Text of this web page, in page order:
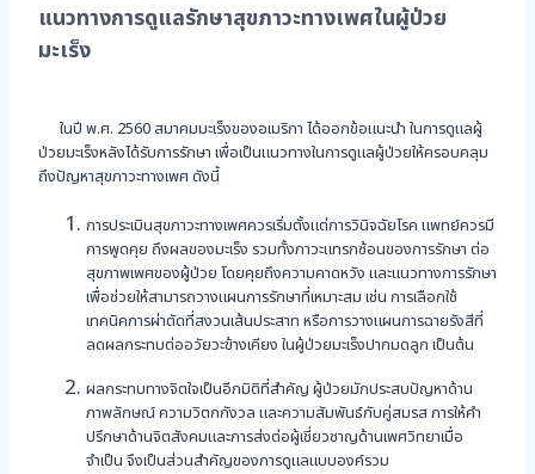
แนวทางการดูแลรักษาสุขภาวะทางเพศในผู้ป่วย
มะเร็ง
ในปี พ.ศ. 2560 สมาคมมะเร็งของอเมริกา ได้ออกข้อแนะนำ ในการดูแลผู้
ป่วยมะเร็งหลังได้รับการรักษา เพื่อเป็นแนวทางในการดูแลผู้ป่วยให้ครอบคลุม
ถึงปัญหาสุขภาวะทางเพศ ดังนี้
การประเมินสุขภาวะทางเพศควรเริ่มตั้งแต่การวินิจฉัยโรค แพทย์ควรมี
การพูดคุย ถึงผลของมะเร็ง รวมทั้งภาวะแทรกซ้อนของการรักษา ต่อ
สุขภาพเพศของผู้ป่วย โดยคุยถึงความคาดหวัง และแนวทางการรักษา
เพื่อช่วยให้สามารถวางแผนการรักษาที่เหมาะสม เช่น การเลือกใช้
เทคนิคการผ่าตัดที่สงวนเส้นประสาท หรือการวางแผนการฉายรังสีที่
ลดผลกระทบต่ออวัยวะข้างเคียง ในผู้ป่วยมะเร็งปากมดลูก เป็นต้น
ผลกระทบทางจิตใจเป็นอีกมิติที่สำคัญ ผู้ป่วยมักประสบปัญหาด้าน
ภาพลักษณ์ ความวิตกกังวล และความสัมพันธ์กับคู่สมรส การให้คำ
ปรึกษาด้านจิตสังคมและการส่งต่อผู้เชี่ยวชาญด้านเพศวิทยาเมื่อ
จำเป็น จึงเป็นส่วนสำคัญของการดูแลแบบองค์รวม